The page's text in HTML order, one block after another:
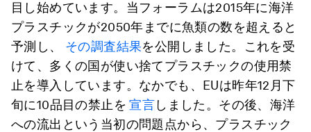
目し始めています。当フォーラムは2015年に海洋
プラスチックが2050年までに魚類の数を超えると
予測し、
その調査結果を公開しました。これを受
けて、多くの国が使い捨てプラスチックの使用禁
止を導入しています。なかでも、EUは昨年12月下
旬に10品目の禁止を 宣言しました。その後、海洋
への流出という当初の問題点から、プラスチック